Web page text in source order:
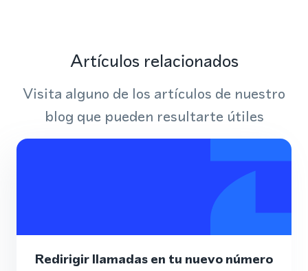
Artículos relacionados
Visita alguno de los artículos de nuestro
blog que pueden resultarte útiles
Redirigir llamadas en tu nuevo número